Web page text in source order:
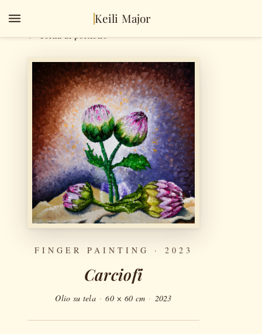
Keili Major
← Torna al portfolio
FINGER PAINTING · 2023
Carciofi
Olio su tela · 60 × 60 cm · 2023